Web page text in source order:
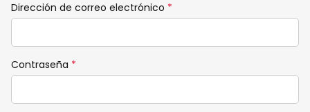
Dirección de correo electrónico *
Contraseña *